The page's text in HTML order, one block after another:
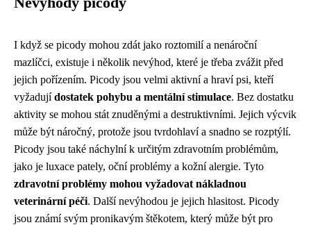
I když se picody mohou zdát jako roztomilí a nenároční
mazlíčci, existuje i několik nevýhod, které je třeba zvážit před
jejich pořízením. Picody jsou velmi aktivní a hraví psi, kteří
vyžadujídostatek pohybu a mentální stimulace. Bez dostatku
aktivity se mohou stát znuděnými a destruktivními. Jejich výcvik
může být náročný, protože jsou tvrdohlaví a snadno se rozptýlí.
Picody jsou také náchylní k určitým zdravotním problémům,
jako je luxace pately, oční problémy a kožní alergie. Tyto
zdravotní problémy mohou vyžadovat nákladnou
veterinární péči. Další nevýhodou je jejich hlasitost. Picody
jsou známí svým pronikavým štěkotem, který může být pro